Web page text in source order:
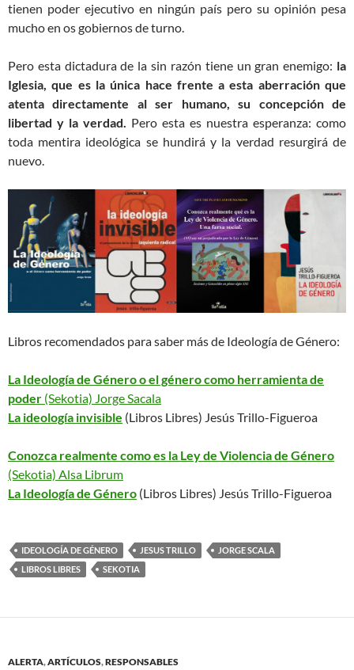
tienen poder ejecutivo en ningún país pero su opinión pesa
mucho en os gobiernos de turno.
Pero esta dictadura de la sin razón tiene un gran enemigo: la
Iglesia, que es la única hace frente a esta aberración que
atenta directamente al ser humano, su concepción de
libertad y la verdad. Pero esta es nuestra esperanza: como
toda mentira ideológica se hundirá y la verdad resurgirá de
nuevo.
Libros recomendados para saber más de Ideología de Género:
La Ideología de Género o el género como herramienta de
poder (Sekotia) Jorge Sacala
La ideología invisible (Libros Libres) Jesús Trillo-Figueroa
Conozca realmente como es la Ley de Violencia de Género
(Sekotia) Alsa Librum
La Ideología de Género (Libros Libres) Jesús Trillo-Figueroa
IDEOLOGÍA DE GÉNERO JESUS TRILLO
JORGE SCALA
LIBROS LIBRES
SEKOTIA
ALERTA,ARTÍCULOS,RESPONSABLES